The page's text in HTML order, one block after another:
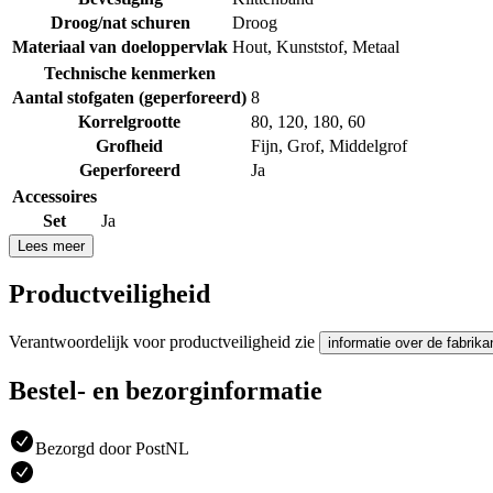
Droog/nat schuren
Droog
Materiaal van doeloppervlak Hout, Kunststof, Metaal
Technische kenmerken
Aantal stofgaten (geperforeerd) 8
Korrelgrootte
80, 120, 180, 60
Grofheid
Fijn, Grof, Middelgrof
Geperforeerd
Ja
Accessoires
Set
Ja
Lees meer
Productveiligheid
Verantwoordelijk voor productveiligheid zie informatie over de
Bestel- en bezorginformatie
Bezorgd door PostNL